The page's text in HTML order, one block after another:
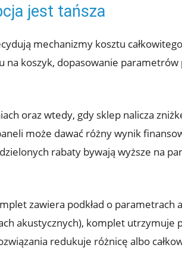
jest tańsza
mechanizmy kosztu
koszyk, dopasowanie
oraz wtedy, gdy sklep nalicza
może dawać różny wynik
rabaty bywają wyższe na
zawiera podkład o
akustycznych), komplet utrzymuje
redukuje różnicę albo